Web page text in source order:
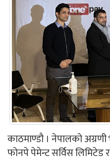
काठमाण्डौ । नेपालको अग्रणी
फोनपे पेमेन्ट सर्विस लिमिटेड